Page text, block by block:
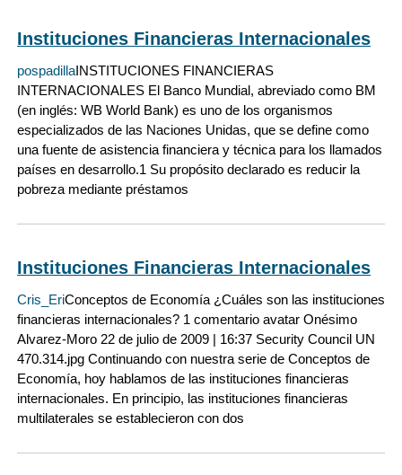
Instituciones Financieras Internacionales
pospadillaINSTITUCIONES FINANCIERAS
INTERNACIONALES El Banco Mundial, abreviado como BM
(en inglés: WB World Bank) es uno de los organismos
especializados de las Naciones Unidas, que se define como
una fuente de asistencia financiera y técnica para los llamados
países en desarrollo.1 Su propósito declarado es reducir la
pobreza mediante préstamos
Instituciones Financieras Internacionales
Cris_EriConceptos de Economía ¿Cuáles son las instituciones
financieras internacionales? 1 comentario avatar Onésimo
Alvarez-Moro 22 de julio de 2009 | 16:37 Security Council UN
470.314.jpg Continuando con nuestra serie de Conceptos de
Economía, hoy hablamos de las instituciones financieras
internacionales. En principio, las instituciones financieras
multilaterales se establecieron con dos